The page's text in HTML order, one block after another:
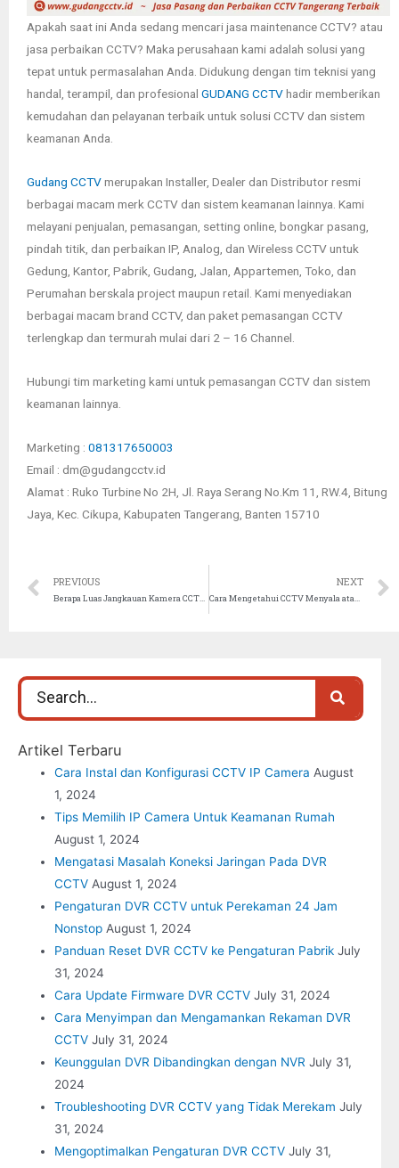
Apakah saat ini Anda sedang mencari jasa maintenance CCTV? atau
jasa perbaikan CCTV? Maka perusahaan kami adalah solusi yang
tepat untuk permasalahan Anda. Didukung dengan tim teknisi yang
handal, terampil, dan profesional GUDANG CCTVhadir memberikan
kemudahan dan pelayanan terbaik untuk solusi CCTV dan sistem
keamanan Anda.
Gudang CCTVmerupakan Installer, Dealer dan Distributor resmi
berbagai macam merk CCTV dan sistem keamanan lainnya. Kami
melayani penjualan, pemasangan, setting online, bongkar pasang,
pindah titik, dan perbaikan IP, Analog, dan Wireless CCTV untuk
Gedung, Kantor, Pabrik, Gudang, Jalan, Appartemen, Toko, dan
Perumahan berskala project maupun retail. Kami menyediakan
berbagai macam brand CCTV, dan paket pemasangan CCTV
terlengkap dan termurah mulai dari 2 – 16 Channel.
Hubungi tim marketing kami untuk pemasangan CCTV dan sistem
keamanan lainnya.
Marketing : 081317650003
Email : dm@gudangcctv.id
Alamat : Ruko Turbine No 2H, Jl. Raya Serang No.Km 11, RW.4, Bitung
Jaya, Kec. Cikupa, Kabupaten Tangerang, Banten 15710
PREVIOUS
Berapa Luas Jangkauan Kamera CCTV?
NEXT
Cara Mengetahui CCTV Menyala atau Tidak
Artikel Terbaru
Cara Instal dan Konfigurasi CCTV IP Camera August
1, 2024
Tips Memilih IP Camera Untuk Keamanan Rumah
August 1, 2024
Mengatasi Masalah Koneksi Jaringan Pada DVR
CCTV August 1, 2024
Pengaturan DVR CCTV untuk Perekaman 24 Jam
Nonstop August 1, 2024
Panduan Reset DVR CCTV ke Pengaturan Pabrik July
31, 2024
Cara Update Firmware DVR CCTV July 31, 2024
Cara Menyimpan dan Mengamankan Rekaman DVR
CCTV July 31, 2024
Keunggulan DVR Dibandingkan dengan NVR July 31,
2024
Troubleshooting DVR CCTV yang Tidak Merekam July
31, 2024
Mengoptimalkan Pengaturan DVR CCTV July 31,